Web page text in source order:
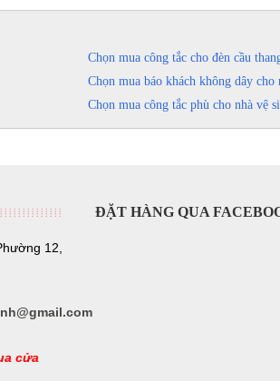
Chọn mua công tắc cho đèn cầu
Chọn mua báo khách không dây cho
Chọn mua công tắc phù cho nhà vệ
12,
cửa
ĐẶT HÀNG QUA